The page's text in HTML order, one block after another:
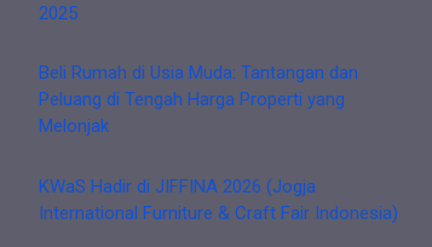
2025
Beli Rumah di Usia Muda: Tantangan dan
Peluang di Tengah Harga Properti yang
Melonjak
KWaS Hadir di JIFFINA 2026 (Jogja
International Furniture & Craft Fair Indonesia)